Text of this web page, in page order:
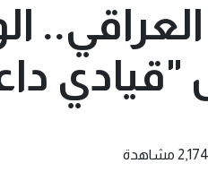
"قيادي
2,174 مشاهدة